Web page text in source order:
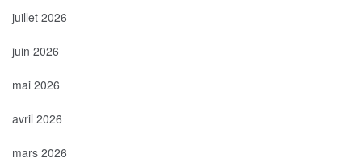
juillet 2026
juin 2026
mai 2026
avril 2026
mars 2026